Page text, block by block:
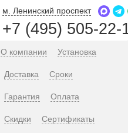
м. Ленинский проспект
+7 (495) 505-22-
О компании Установка
Доставка Сроки
Гарантия Оплата
Скидки Сертификаты